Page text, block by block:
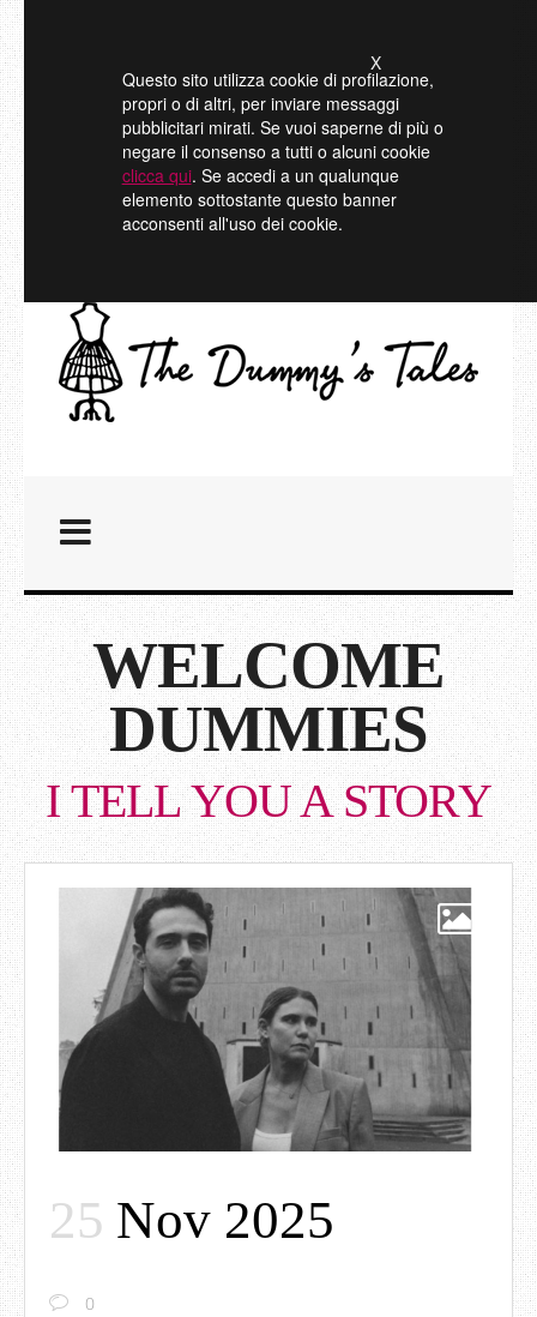
Questo sito utilizza cookie di profilazione,
propri o di altri, per inviare messaggi
pubblicitari mirati. Se vuoi saperne di più o
negare il consenso a tutti o alcuni cookie
clicca qui. Se accedi a un qualunque
elemento sottostante questo banner
acconsenti all'uso dei cookie.
X
WELCOME
DUMMIES
I TELL YOU A STORY
25 Nov 2025
0